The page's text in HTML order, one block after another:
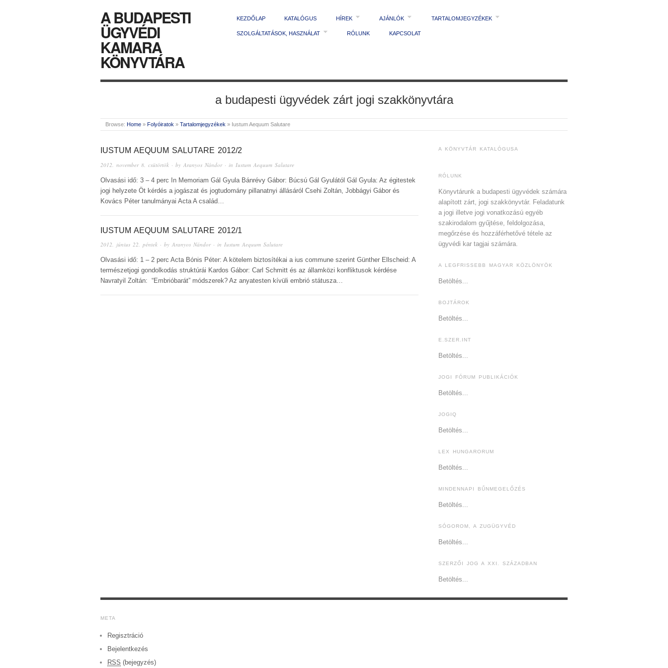
A BUDAPESTI
ÜGYVÉDI
KAMARA
KÖNYVTÁRA
KEZDŐLAP KATALÓGUS HÍREK AJÁNLÓK TARTALOMJEGYZÉKEK
SZOLGÁLTATÁSOK, HASZNÁLAT RÓLUNK KAPCSOLAT
a budapesti ügyvédek zárt jogi szakkönyvtára
Browse: Home » Folyóiratok » Tartalomjegyzékek » Iustum Aequum Salutare
IUSTUM AEQUUM SALUTARE 2012/2
2012. november 8. csütörtök · by Aranyos Nándor· in Iustum Aequum Salutare
Olvasási idő: 3 – 4 perc In Memoriam Gál Gyula Bánrévy Gábor: Búcsú Gál Gyulától Gál Gyula: Az égitestek
jogi helyzete Öt kérdés a jogászat és jogtudomány pillanatnyi állásáról Csehi Zoltán, Jobbágyi Gábor és
Kovács Péter tanulmányai Acta A család…
IUSTUM AEQUUM SALUTARE 2012/1
2012. június 22. péntek · by Aranyos Nándor· in Iustum Aequum Salutare
Olvasási idő: 1 – 2 perc Acta Bónis Péter: A kötelem biztosítékai a ius commune szerint Günther Ellscheid: A
természetjogi gondolkodás struktúrái Kardos Gábor: Carl Schmitt és az államközi konfliktusok kérdése
Navratyil Zoltán: “Embrióbarát” módszerek? Az anyatesten kívüli embrió státusza…
A KÖNYVTÁR KATALÓGUSA
RÓLUNK
Könyvtárunk a budapesti ügyvédek számára
alapított zárt, jogi szakkönyvtár. Feladatunk
a jogi illetve jogi vonatkozású egyéb
szakirodalom gyűjtése, feldolgozása,
megőrzése és hozzáférhetővé tétele az
ügyvédi kar tagjai számára.
A LEGFRISSEBB MAGYAR KÖZLÖNYÖK
Betöltés...
BOJTÁROK
Betöltés...
E.SZER.INT
Betöltés...
JOGI FÓRUM PUBLIKÁCIÓK
Betöltés...
JOGIQ
Betöltés...
LEX HUNGARORUM
Betöltés...
MINDENNAPI BŰNMEGELŐZÉS
Betöltés...
SÓGOROM, A ZUGÜGYVÉD
Betöltés...
SZERZŐI JOG A XXI. SZÁZADBAN
Betöltés...
META
Regisztráció
Bejelentkezés
RSS (bejegyzés)